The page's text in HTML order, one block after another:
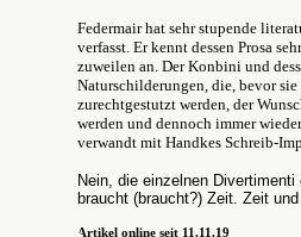
Federmair hat sehr stupende
verfasst. Er kennt dessen Prosa
zuweilen an. Der Konbini und
Naturschilderungen, die, bevor
zurechtgestutzt werden, der
werden und dennoch immer
verwandt mit Handkes Schreib-
Nein, die einzelnen
braucht (braucht?) Zeit. Zeit
Artikel online seit 11.11.19